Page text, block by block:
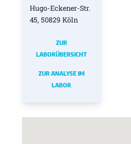
Hugo-Eckener-Str.
45, 50829 Köln
ZUR
LABORÜBERSICHT
ZUR ANALYSE IM
LABOR